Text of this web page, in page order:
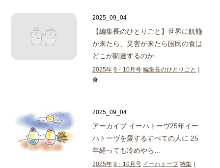
2025_09_04
【編集長のひとりごと】世界に飢饉
が来たら、災害が来たら国民の食は
どこが調達するのか
2025年 9・10月号 編集長のひとりごと
食
2025_09_04
アーカイブ イーハトーヴ25年イー
ハトーヴを愛するすべての人に 25
年経っても冷めやら…
2025年 9・10月号 イーハトーブ 特集